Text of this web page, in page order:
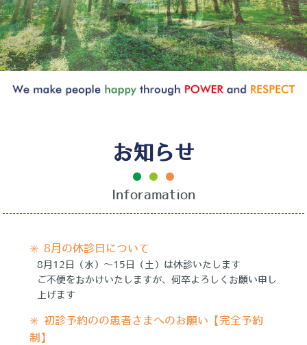
お知らせ
Inforamation
✳️ 8月の休診日について
8月12日（水）〜15日（土）は休診いたします
ご不便をおかけいたしますが、何卒よろしくお願い申し
上げます
✳️ 初診予約のの患者さまへのお願い【完全予約
制】